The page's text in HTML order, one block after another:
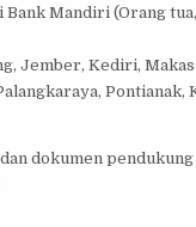
Mandiri (Orang
Jember, Kediri,
dokumen